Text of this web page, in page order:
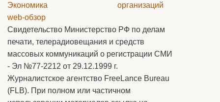
Экономика
web-обзор
организаций
Свидетельство Министерство РФ по делам
печати, телерадиовещания и средств
массовых коммуникаций о регистрации СМИ
- Эл №77-2212 от 29.12.1999 г.
Журналистское агентство FreeLance Bureau
(FLB). При полном или частичном